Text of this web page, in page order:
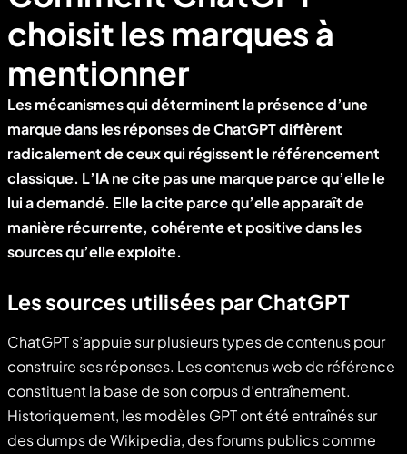
choisit les marques à
mentionner
Les mécanismes qui déterminent la présence d’une
marque dans les réponses de ChatGPT diffèrent
radicalement de ceux qui régissent le référencement
classique. L’IA ne cite pas une marque parce qu’elle le
lui a demandé. Elle la cite parce qu’elle apparaît de
manière récurrente, cohérente et positive dans les
sources qu’elle exploite.
Les sources utilisées par ChatGPT
ChatGPT s’appuie sur plusieurs types de contenus pour
construire ses réponses. Les contenus web de référence
constituent la base de son corpus d’entraînement.
Historiquement, les modèles GPT ont été entraînés sur
des dumps de Wikipedia, des forums publics comme